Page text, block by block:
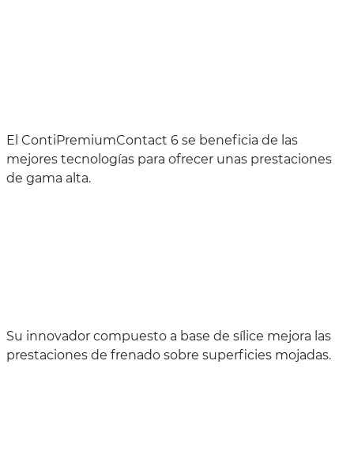
El ContiPremiumContact 6 se beneficia de las
mejores tecnologías para ofrecer unas prestaciones
de gama alta.
Su innovador compuesto a base de sílice mejora las
prestaciones de frenado sobre superficies mojadas.